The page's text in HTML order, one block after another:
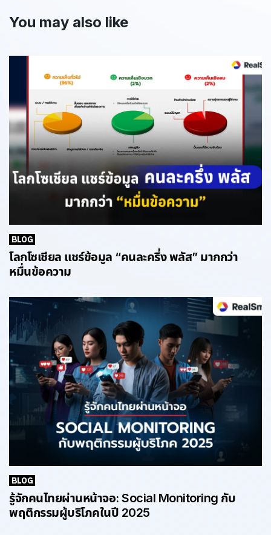
You may also like
BLOG
โลกโซเชียล แชร์ข้อมูล “คนละครึ่ง พลัส” มากกว่า
หมื่นข้อความ
BLOG
รู้จักคนไทยผ่านหน้าจอ: Social Monitoring กับ
พฤติกรรมผู้บริโภคในปี 2025